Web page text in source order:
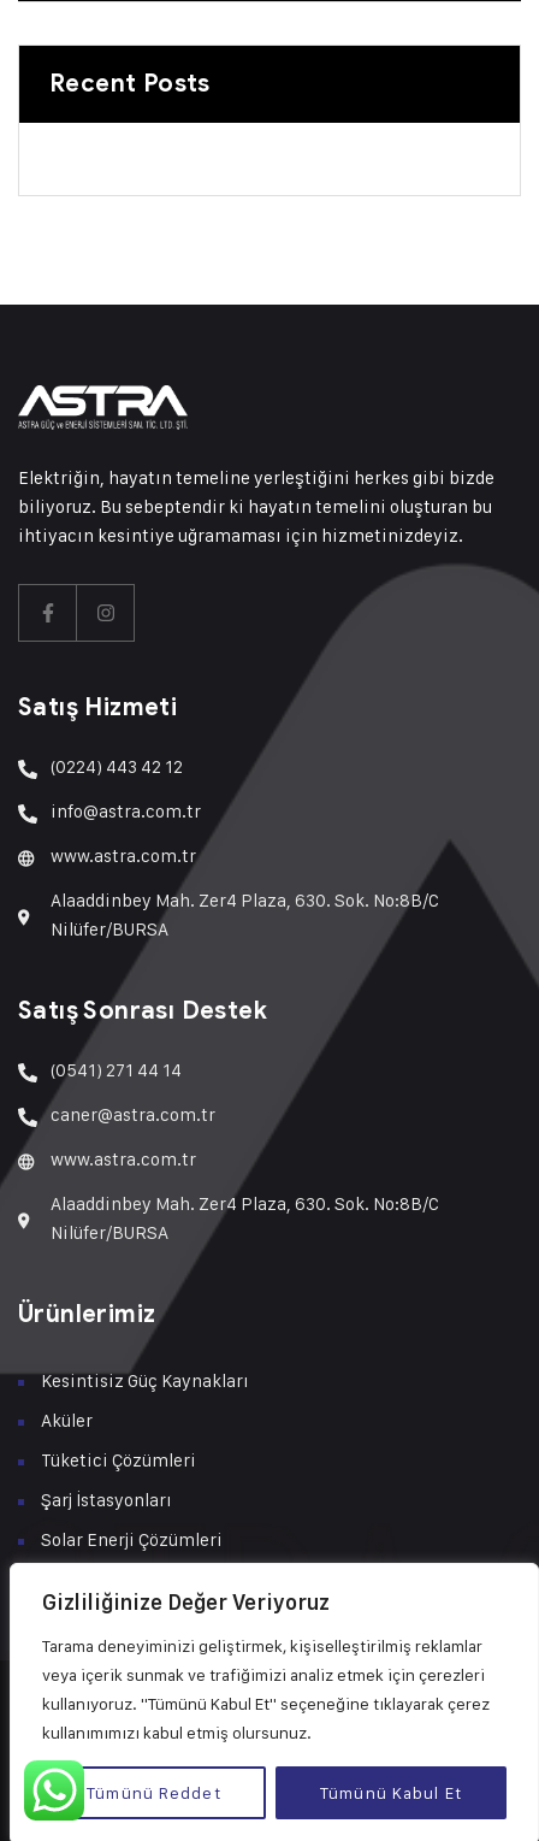
Gizliliğinize Değer Veriyoruz
Tarama deneyiminizi geliştirmek, kişiselleştirilmiş reklamlar
veya içerik sunmak ve trafiğimizi analiz etmek için çerezleri
kullanıyoruz. "Tümünü Kabul Et" seçeneğine tıklayarak çerez
kullanımımızı kabul etmiş olursunuz.
Tümünü Reddet Tümünü Kabul Et
Recent Posts
Elektriğin, hayatın temeline yerleştiğini herkes gibi bizde
biliyoruz. Bu sebeptendir ki hayatın temelini oluşturan bu
ihtiyacın kesintiye uğramaması için hizmetinizdeyiz.
Satış Hizmeti
(0224) 443 42 12
info@astra.com.tr
www.astra.com.tr
Alaaddinbey Mah. Zer4 Plaza, 630. Sok. No:8B/C
Nilüfer/BURSA
Satış Sonrası Destek
(0541) 271 44 14
caner@astra.com.tr
www.astra.com.tr
Alaaddinbey Mah. Zer4 Plaza, 630. Sok. No:8B/C
Nilüfer/BURSA
Ürünlerimiz
Kesintisiz Güç Kaynakları
Aküler
Tüketici Çözümleri
Şarj İstasyonları
Solar Enerji Çözümleri
© 2024 Tüm Hakları Astra Güç ve Enerji Sistemleri San. Tic. Ltd.
Şti.’ye aittir.
Powered by NV Dreamer